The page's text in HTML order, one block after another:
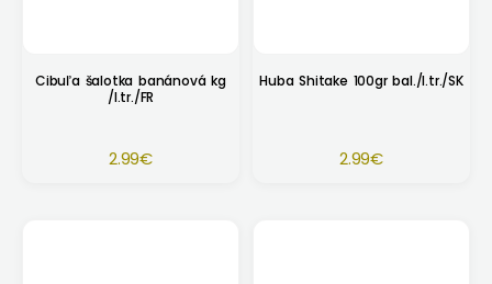
Cibuľa šalotka banánová kg
/I.tr./FR
2.99€
Huba Shitake 100gr bal./I.tr./SK
2.99€